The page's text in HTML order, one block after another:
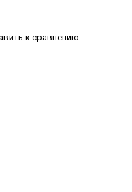
к сравнению